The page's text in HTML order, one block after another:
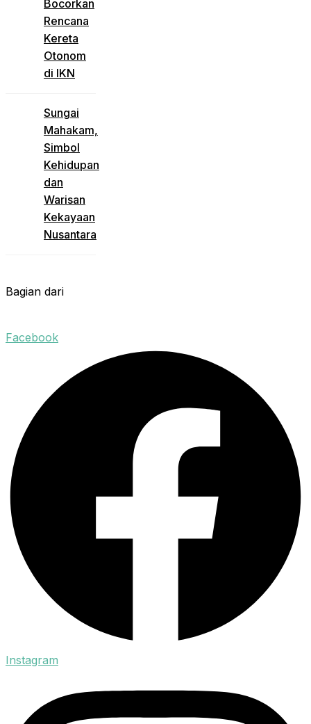
Bocorkan
Rencana
Kereta
Otonom
di IKN
Sungai
Mahakam,
Simbol
Kehidupan
dan
Warisan
Kekayaan
Nusantara
Bagian dari
Facebook
Instagram